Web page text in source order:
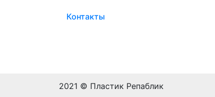
Контакты
2021 © Пластик Репаблик